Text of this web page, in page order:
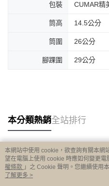
包裝 CUMAR精
筒高 14.5公分
筒圍 26公分
腳踝圍 29公分
本分類熱銷全站排行
熱門標籤
本網站中使用 cookie，欲查詢有關本網
望在電腦上使用 cookie 時應如何變更
權條款 」之 Cookie 聲明。您繼續使用
用條款之 Cookie 聲明使用 cookie。
了解更多 >